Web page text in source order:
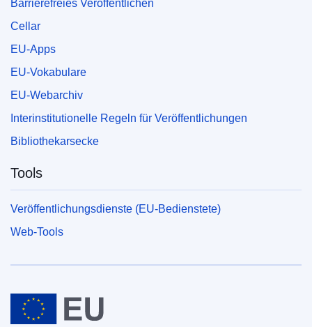
Barrierefreies Veröffentlichen
Cellar
EU-Apps
EU-Vokabulare
EU-Webarchiv
Interinstitutionelle Regeln für Veröffentlichungen
Bibliothekarsecke
Tools
Veröffentlichungsdienste (EU-Bedienstete)
Web-Tools
Europäische Union